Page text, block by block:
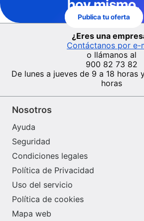
hoy mismo.
Publica tu oferta
¿Eres una
Contáctanos por e-
o llámanos al
900 82 73 82
De lunes a jueves de 9 a 18 horas
horas
Nosotros
Ayuda
Seguridad
Condiciones legales
Política de Privacidad
Uso del servicio
Política de cookies
Mapa web